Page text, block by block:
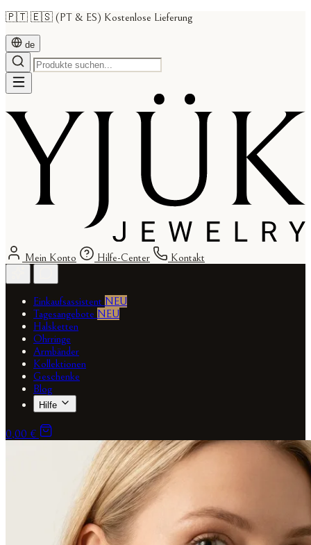
🇵🇹 🇪🇸 (PT & ES) Kostenlose Lieferung
de
Mein Konto Hilfe-Center Kontakt
Einkaufsassistent NEU
Tagesangebote NEU
Halsketten
Ohrringe
Armbänder
Kollektionen
Geschenke
Blog
Hilfe
0,00 €